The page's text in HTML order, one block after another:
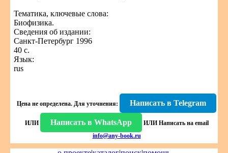
Тематика, ключевые слова:
Биофизика.
Сведения об издании:
Санкт-Петербург 1996
40 с.
Язык:
rus
Цена не определена. Для уточнения: Написать в Telegram
ИЛИ Написать в WhatsApp ИЛИ Написать на email
info@any-book.ru